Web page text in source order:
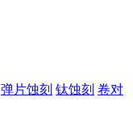
弹片蚀刻 钛蚀刻 卷对